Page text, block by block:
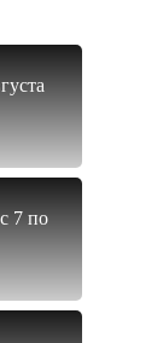
7 по